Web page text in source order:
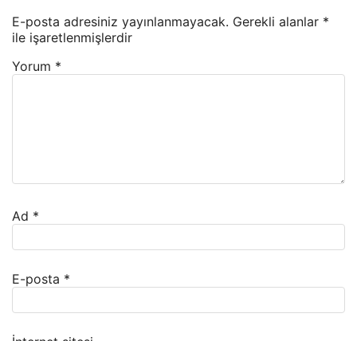
E-posta adresiniz yayınlanmayacak. Gerekli alanlar *
ile işaretlenmişlerdir
Yorum *
Ad *
E-posta *